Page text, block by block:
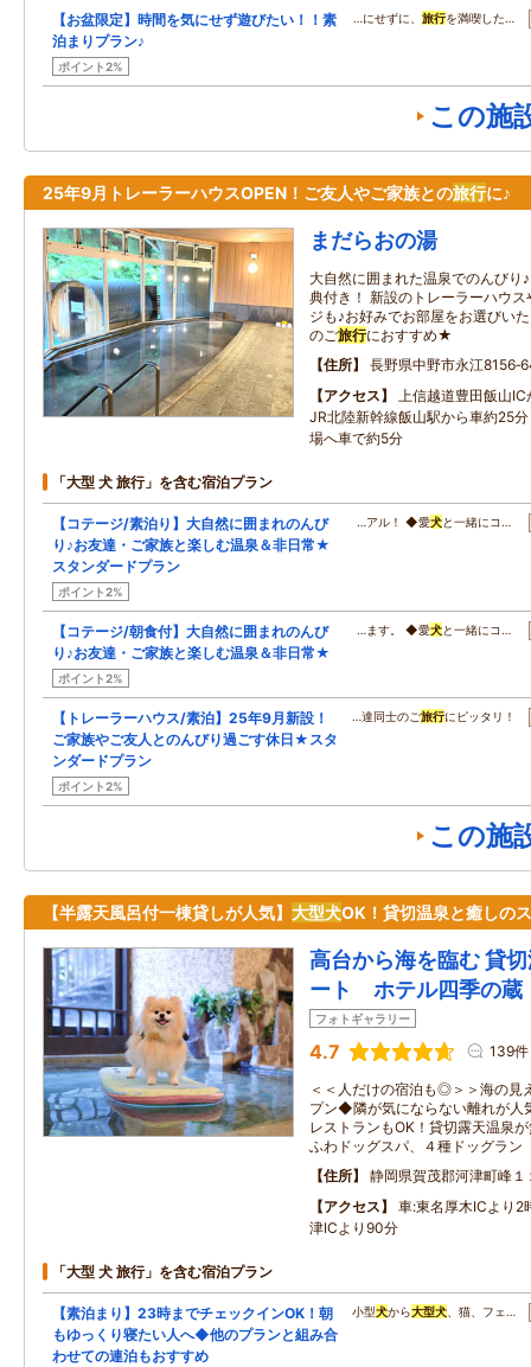
【お盆限定】時間を気にせず遊びたい！！素
泊まりプラン♪
ポイント2%
…にせずに、 旅行を満喫した…
この施
25年9月トレーラーハウスOPEN！ご友人やご家族との旅行に♪
まだらおの湯
大自然に囲まれた温泉でのんびり
典付き！ 新設のトレーラーハウ
ジも♪お好みでお部屋をお選びい
のご旅行におすすめ★
住所
長野県中野市永江
アクセス
上信越道豊田飯山
JR北陸新幹線飯山駅から車約25
場へ車で約5分
「大型 犬 旅行」を含む宿泊プラン
【コテージ/素泊り】大自然に囲まれのんび
り♪お友達・ご家族と楽しむ温泉＆非日常★
スタンダードプラン
ポイント2%
…アル！ ◆愛犬と一緒にコ…
【コテージ/朝食付】大自然に囲まれのんび
り♪お友達・ご家族と楽しむ温泉＆非日常★
ポイント2%
…ます。 ◆愛犬と一緒にコ…
【トレーラーハウス/素泊】25年9月新設！
ご家族やご友人とのんびり過ごす休日★スタ
ンダードプラン
ポイント2%
…達同士のご旅行にピッタリ！
この施
【半露天風呂付一棟貸しが人気】 大型犬OK！貸切温泉と癒しの
高台から海を臨む 貸
ート ホテル四季の蔵
フォトギャラリー
4.7 139件
＜＜人だけの宿泊も◎＞＞海の見
プン◆隣が気にならない離れが
レストランもOK！貸切露天温泉
ふわドッグスパ、４種ドッグラン
住所
静岡県賀茂郡河津町峰１
アクセス
車:東名厚木ICより2
津ICより90分
「大型 犬 旅行」を含む宿泊プラン
【素泊まり】23時までチェックインOK！朝
もゆっくり寝たい人へ◆他のプランと組み合
わせての連泊もおすすめ
小型犬から大型犬 、猫、フェ…